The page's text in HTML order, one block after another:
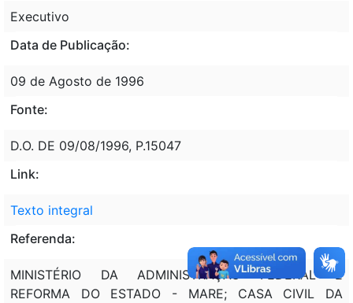
Executivo
Data de Publicação:
09 de Agosto de 1996
Fonte:
D.O. DE 09/08/1996, P.15047
Link:
Texto integral
Referenda:
MINISTÉRIO DA ADMINISTRAÇÃO FEDERAL E
REFORMA DO ESTADO - MARE; CASA CIVIL DA